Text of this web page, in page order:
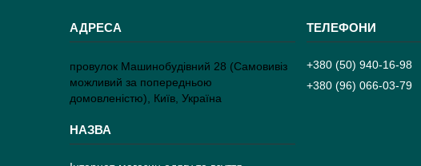
провулок Машинобудівний 28 (Самовивіз
можливий за попередньою
домовленістю), Київ, Україна
+380 (50) 940-16-98
+380 (96) 066-03-79